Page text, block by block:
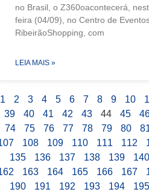
no Brasil, o Z360oacontecerá,
feira (04/09), no Centro de
RibeirãoShopping, com
LEIA MAIS »
1 2 3 4 5 6 7 8 9 10
39
40 41 42 43 44 45
74
75 76 77 78 79 80
108 109 110 111 112
135
136 137 138 139 140
163 164 165 166 167
190
191 192 193 194 195